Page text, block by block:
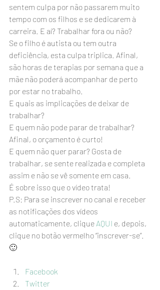
sentem culpa por não passarem muito
tempo com os filhos e se dedicarem à
carreira. E aí? Trabalhar fora ou não?
Se o filho é autista ou tem outra
deficiência, esta culpa triplica. Afinal,
são horas de terapias por semana que a
mãe não poderá acompanhar de perto
por estar no trabalho.
E quais as implicações de deixar de
trabalhar?
E quem não pode parar de trabalhar?
Afinal, o orçamento é curto!
E quem não quer parar? Gosta de
trabalhar, se sente realizada e completa
assim e não se vê somente em casa.
É sobre isso que o vídeo trata!
P.S: Para se inscrever no canal e receber
as notificações dos vídeos
automaticamente, clique AQUI e, depois,
clique no botão vermelho “inscrever-se”.
🙂
Facebook
Twitter